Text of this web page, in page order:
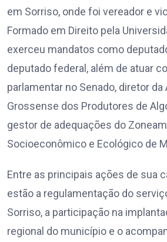
em Sorriso, onde foi vereador e
Formado em Direito pela
exerceu mandatos como
deputado federal, além de atuar
parlamentar no Senado, diretor
Grossense dos Produtores de
gestor de adequações do
Socioeconômico e Ecológico de
Entre as principais ações de sua
estão a regulamentação do
Sorriso, a participação na
regional do município e o